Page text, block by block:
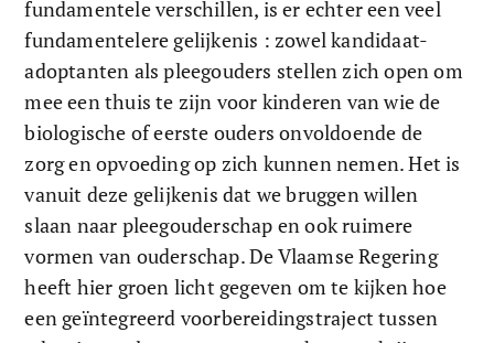
fundamentele verschillen, is er echter een veel
fundamentelere gelijkenis : zowel kandidaat-
adoptanten als pleegouders stellen zich open om
mee een thuis te zijn voor kinderen van wie de
biologische of eerste ouders onvoldoende de
zorg en opvoeding op zich kunnen nemen. Het is
vanuit deze gelijkenis dat we bruggen willen
slaan naar pleegouderschap en ook ruimere
vormen van ouderschap. De Vlaamse Regering
heeft hier groen licht gegeven om te kijken hoe
een geïntegreerd voorbereidingstraject tussen